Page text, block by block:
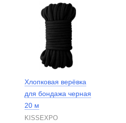
Хлопковая верёвка
для бондажа черная
20 м
KISSEXPO